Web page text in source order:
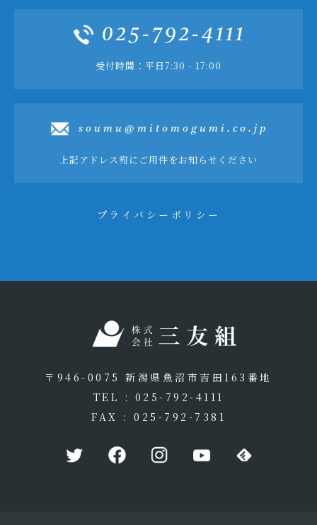
025-792-4111
受付時間：平日7:30 - 17:00
soumu@mitomogumi.co.jp
上記アドレス宛にご用件をお知らせください
プライバシーポリシー
〒946-0075 新潟県魚沼市吉田163番地
TEL : 025-792-4111
FAX : 025-792-7381